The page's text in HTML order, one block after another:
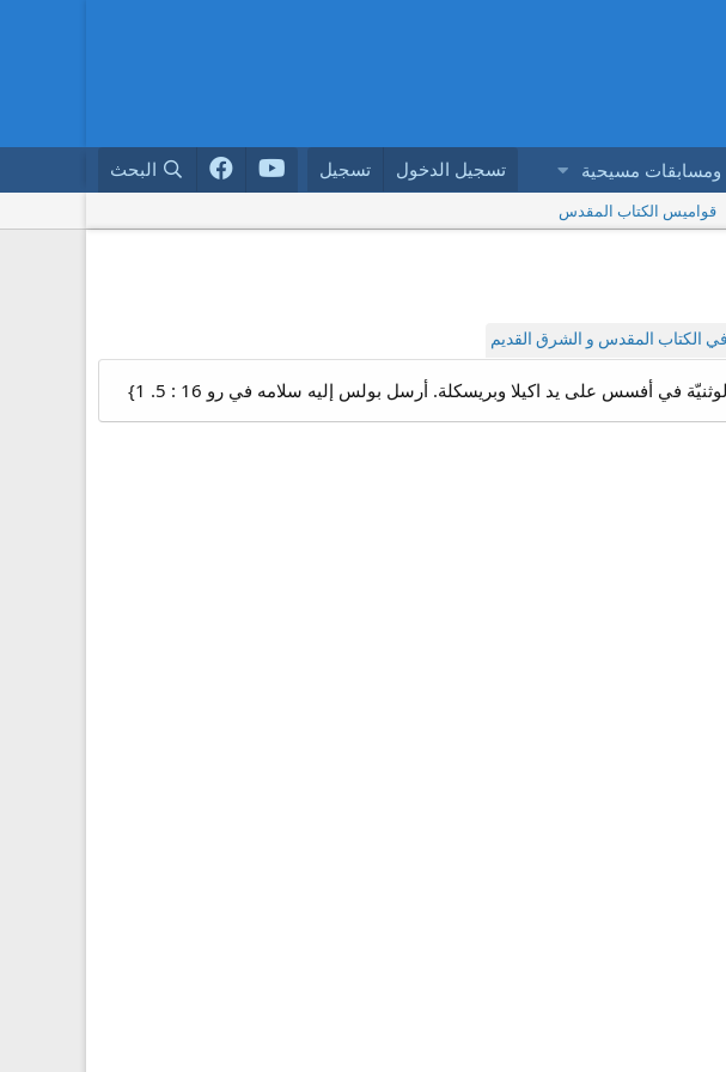
ومسابقات مسيحية تسجيل الدخول تسجيل البحث
قواميس الكتاب المقدس
الكتاب المقدس و الشرق القديم
في أفسس على يد اكيلا وبريسكلة. أرسل بولس إليه سلامه في رو 16 : 5. 1}